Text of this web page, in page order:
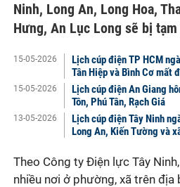
Ninh, Long An, Long Hoa,
Hưng, An Lục Long sẽ bị
15-05-2026
Lịch cúp điện TP HCM
Tân Hiệp và Bình Cơ mất
15-05-2026
Lịch cúp điện An Giang
Tôn, Phú Tân, Rạch Giá
13-05-2026
Lịch cúp điện Tây Ninh
Long An, Kiến Tường và
Theo Công ty Điện lực Tây
nhiều nơi ở phường, xã trên địa